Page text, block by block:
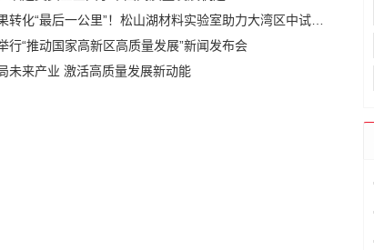
打通成果转化“最后一公里”！松山湖材料实验室助力大湾区中试产业高质量发展
行“推动国家高新区高质量发展”新闻发布会
未来产业 激活高质量发展新动能